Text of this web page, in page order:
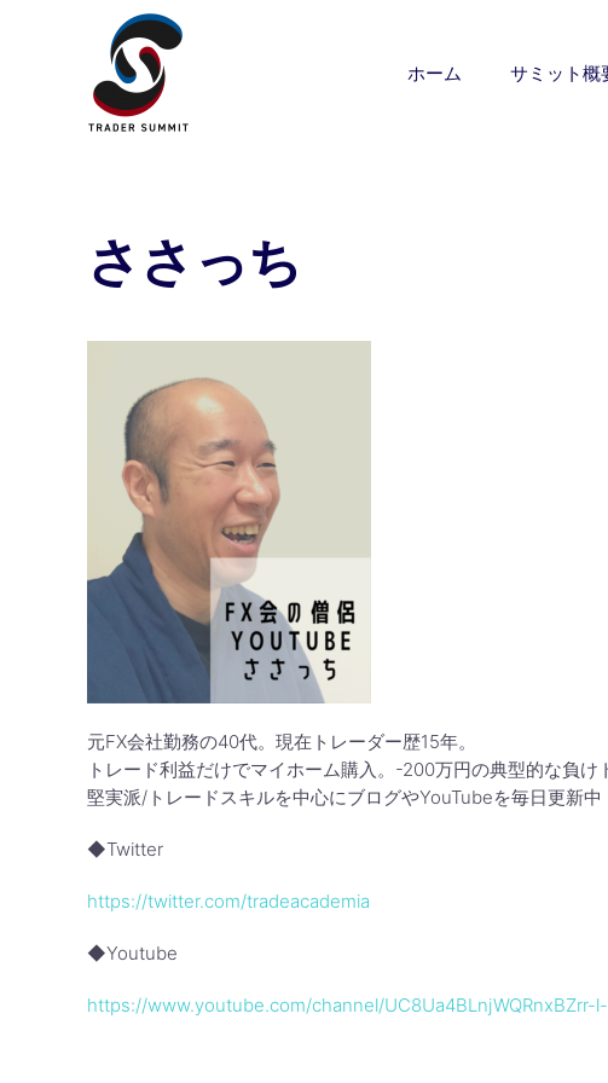
ホーム サミット概
ささっち
元FX会社勤務の40代。現在トレーダー歴15年。
トレード利益だけでマイホーム購入。-200万円の典型的な負
堅実派/トレードスキルを中心にブログやYouTubeを毎日更新中
◆Twitter
https://twitter.com/tradeacademia
◆Youtube
https://www.youtube.com/channel/UC8Ua4BLnjWQRnxBZrr-